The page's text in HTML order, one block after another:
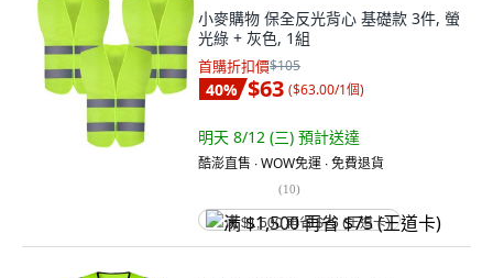
小麥購物 保全反光背心 基礎款 3件, 螢
光綠 + 灰色, 1組
首購折扣價$105
40% $63 ($63.00/1個)
明天 8/12 (三) 預計送達
酷澎直售 ∙ WOW免運 ∙ 免費退貨
(10)
满 $1,500 再省 $75 (王道卡)